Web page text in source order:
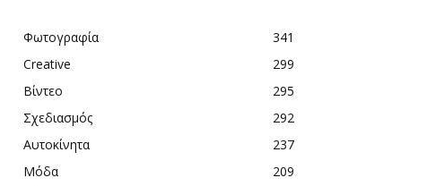
Φωτογραφία
341
Creative
299
Βίντεο
295
Σχεδιασμός
292
Αυτοκίνητα
237
Μόδα
209